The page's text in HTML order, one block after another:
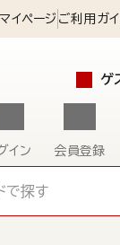
マイページ ご利用ガイ
ゲ
イン 会員登録